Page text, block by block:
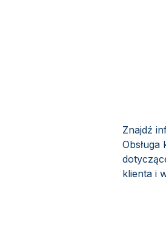
Znajdź
klienta i